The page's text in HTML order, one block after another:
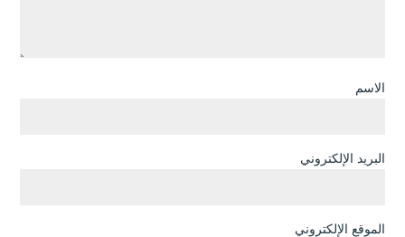
الاسم
البريد الإلكتروني
الموقع الإلكتروني